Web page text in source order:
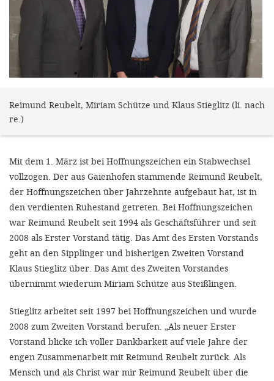
Reimund Reubelt, Miriam Schütze und Klaus Stieglitz (li. nach
re.)
Mit dem 1. März ist bei Hoffnungszeichen ein Stabwechsel
vollzogen. Der aus Gaienhofen stammende Reimund Reubelt,
der Hoffnungszeichen über Jahrzehnte aufgebaut hat, ist in
den verdienten Ruhestand getreten. Bei Hoffnungszeichen
war Reimund Reubelt seit 1994 als Geschäftsführer und seit
2008 als Erster Vorstand tätig. Das Amt des Ersten Vorstands
geht an den Sipplinger und bisherigen Zweiten Vorstand
Klaus Stieglitz über. Das Amt des Zweiten Vorstandes
übernimmt wiederum Miriam Schütze aus Steißlingen.
Stieglitz arbeitet seit 1997 bei Hoffnungszeichen und wurde
2008 zum Zweiten Vorstand berufen. „Als neuer Erster
Vorstand blicke ich voller Dankbarkeit auf viele Jahre der
engen Zusammenarbeit mit Reimund Reubelt zurück. Als
Mensch und als Christ war mir Reimund Reubelt über die
und
unsere
Sie
'Cookie-
Impressum